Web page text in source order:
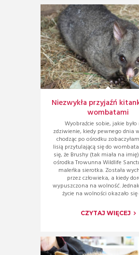
Niezwykła przyjaźń
wombatami
Wyobraźcie sobie, jakie
zdziwienie, kiedy pewnego dnia
chodząc po ośrodku
lisią przytulającą się do
się, że Brushy (tak miała na
ośrodka Trowunna Wildlife
maleńka sierotka. Została
przez człowieka, a kiedy
wypuszczona na wolność.
życie na wolności okazało
CZYTAJ WIĘCEJ